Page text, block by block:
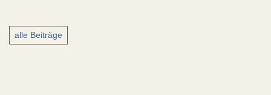
alle Beiträge